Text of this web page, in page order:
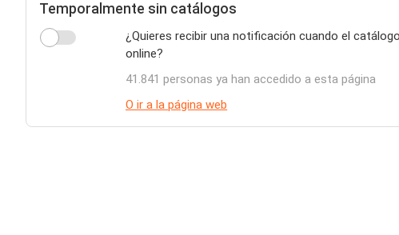
Temporalmente sin catálogos
¿Quieres recibir una notificación cuando el
online?
41.841 personas ya han accedido a esta página
O ir a la página web